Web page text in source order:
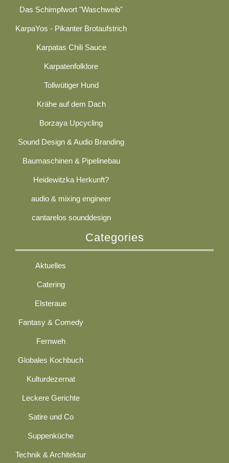
Das Schimpfwort "Waschweib"
KarpaYos - Pikanter Brotaufstrich
Karpatas Chili Sauce
Karpatenfolklore
Tollwütiger Hund
Krähe auf dem Dach
Borzaya Upcycling
Sound Design & Audio Branding
Baumaschinen & Pipelinebau
Heidewitzka Herkunft?
audio & mixing engineer
cantarelos sounddesign
Categories
Aktuelles
Catering
Elsteraue
Fantasy & Comedy
Fernweh
Globales Kochbuch
Kulturdezernat
Leckere Gerichte
Satire und Co
Suppenküche
Technik & Architektur